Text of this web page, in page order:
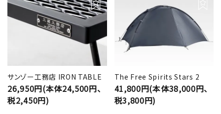
サンゾー工務店 IRON TABLE
26,950円(本体24,500円、
税2,450円)
The Free Spirits Stars 2
41,800円(本体38,000円、
税3,800円)